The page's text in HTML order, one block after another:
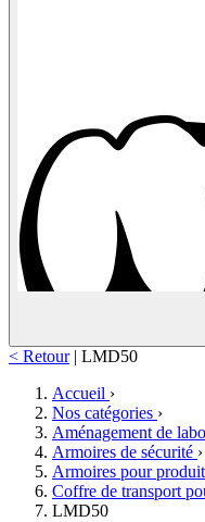
< Retour | LMD50
Accueil ›
Nos catégories ›
Aménagement de
Armoires de sécurité ›
Armoires pour
Coffre de transport
LMD50